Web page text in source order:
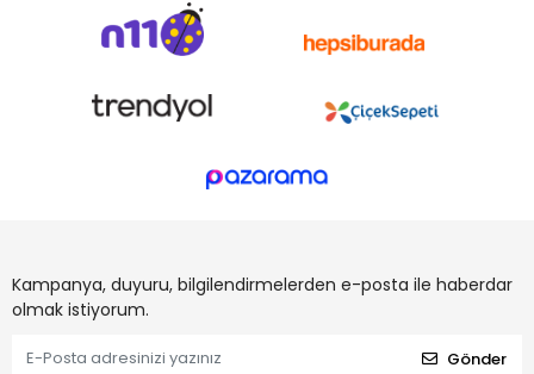
Kampanya, duyuru, bilgilendirmelerden e-posta ile haberdar
olmak istiyorum.
Gönder